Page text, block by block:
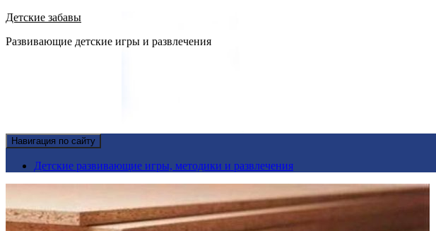
Детские забавы
Развивающие детские игры и развлечения
Навигация по сайту
Детские развивающие игры, методики и развлечения